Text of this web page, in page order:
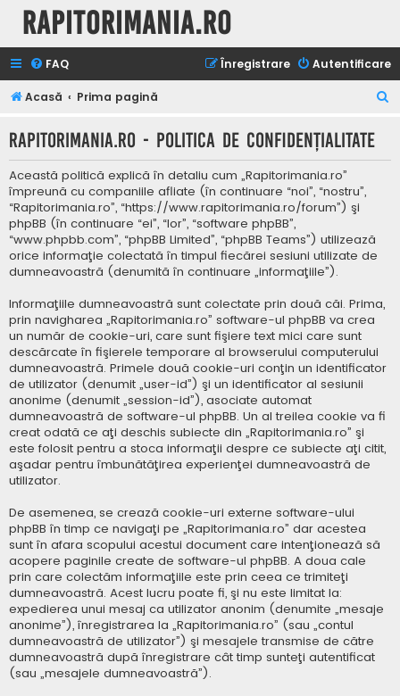
Rapitorimania.ro
FAQ Autentificare
Înregistrare
Acasă Prima pagină
t
Rapitorimania.ro - Politica de confidenţialitate
Această politică explică în detaliu cum „Rapitorimania.ro”
împreună cu companiile afliate (în continuare “noi”, “nostru”,
“Rapitorimania.ro”, “https://www.rapitorimania.ro/forum”) şi
phpBB (în continuare “ei”, “lor”, “software phpBB”,
“www.phpbb.com”, “phpBB Limited”, “phpBB Teams”) utilizează
orice informaţie colectată în timpul fiecărei sesiuni utilizate de
dumneavoastră (denumită în continuare „informaţiile”).
Informaţiile dumneavoastră sunt colectate prin două căi. Prima,
prin navigharea „Rapitorimania.ro” software-ul phpBB va crea
un număr de cookie-uri, care sunt fişiere text mici care sunt
descărcate în fişierele temporare al browserului computerului
dumneavoastră. Primele două cookie-uri conţin un identificator
de utilizator (denumit „user-id”) şi un identificator al sesiunii
anonime (denumit „session-id”), asociate automat
dumneavoastră de software-ul phpBB. Un al treilea cookie va fi
creat odată ce aţi deschis subiecte din „Rapitorimania.ro” şi
este folosit pentru a stoca informaţii despre ce subiecte aţi citit,
aşadar pentru îmbunătăţirea experienţei dumneavoastră de
utilizator.
De asemenea, se crează cookie-uri externe software-ului
phpBB în timp ce navigaţi pe „Rapitorimania.ro” dar acestea
sunt în afara scopului acestui document care intenţionează să
acopere paginile create de software-ul phpBB. A doua cale
prin care colectăm informaţiile este prin ceea ce trimiteţi
dumneavoastră. Acest lucru poate fi, şi nu este limitat la:
expedierea unui mesaj ca utilizator anonim (denumite „mesaje
anonime”), înregistrarea la „Rapitorimania.ro” (sau „contul
dumneavoastră de utilizator”) şi mesajele transmise de către
dumneavoastră după înregistrare cât timp sunteţi autentificat
(sau „mesajele dumneavoastră”).